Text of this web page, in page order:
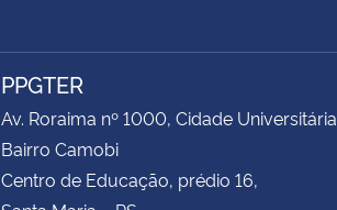
PPGTER
Av. Roraima nº 1000, Cidade Universitária
Bairro Camobi
Centro de Educação, prédio 16,